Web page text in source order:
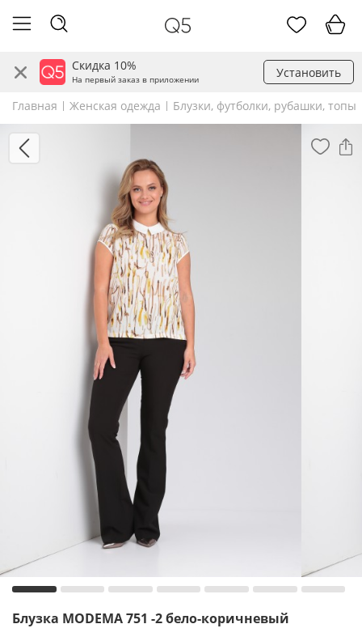
Скидка 10%
На первый заказ в приложении Установить
Главная Женская одежда Блузки, футболки, рубашки, топы
Блузка MODEMA 751 -2 бело-коричневый